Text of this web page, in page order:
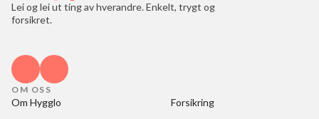
Lei og lei ut ting av hverandre. Enkelt, trygt og
forsikret.
OM OSS
Om Hygglo
Forsikring